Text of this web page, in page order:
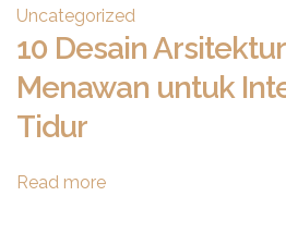
Uncategorized
10 Desain
Menawan untuk
Tidur
Read more